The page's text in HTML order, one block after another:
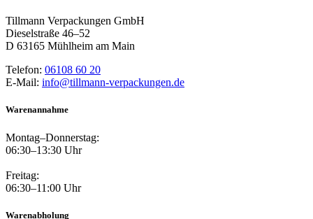
Tillmann Verpackungen GmbH
Dieselstraße 46–52
D 63165 Mühlheim am Main
Telefon: 06108 60 20
E-Mail: info@tillmann-verpackungen.de
Warenannahme
Montag–Donnerstag:
06:30–13:30 Uhr
Freitag:
06:30–11:00 Uhr
Warenabholung